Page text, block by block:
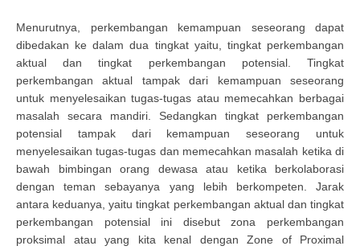
Menurutnya, perkembangan kemampuan seseorang dapat
dibedakan ke dalam dua tingkat yaitu, tingkat perkembangan
aktual dan tingkat perkembangan potensial. Tingkat
perkembangan aktual tampak dari kemampuan seseorang
untuk menyelesaikan tugas-tugas atau memecahkan berbagai
masalah secara mandiri. Sedangkan tingkat perkembangan
potensial tampak dari kemampuan seseorang untuk
menyelesaikan tugas-tugas dan memecahkan masalah ketika di
bawah bimbingan orang dewasa atau ketika berkolaborasi
dengan teman sebayanya yang lebih berkompeten. Jarak
antara keduanya, yaitu tingkat perkembangan aktual dan tingkat
perkembangan potensial ini disebut zona perkembangan
proksimal atau yang kita kenal dengan Zone of Proximal